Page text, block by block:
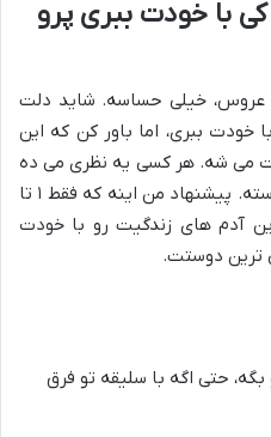
با خودت ببری پرو
عروس، خیلی حساسه. شاید دلت
خودت ببری، اما باور کن که این
ت می شه. هر کسی یه نظری می ده
و در نهایت نمی دونی کدومش درسته. پیشنهاد من اینه که فقط ۱ تا
آدم های زندگیت رو با خودت
ترین دوستت.
حتی اگه با سلیقه تو فرق